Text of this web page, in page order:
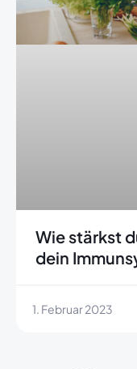
Wie stärkst
dein
1. Februar 2023